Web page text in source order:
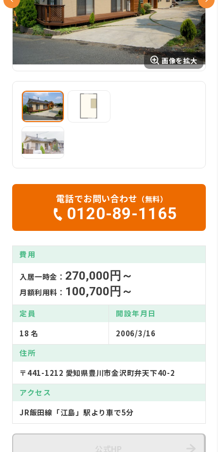
電話でお問い合わせ （無料）
0120-89-1165
費用
入居一時金： 270,000円～
月額利用料： 100,700円～
定員
18 名
開設年月日
2006/3/16
住所
〒441-1212 愛知県豊川市金沢町弁天下40-2
アクセス
JR飯田線「江島」駅より車で5分